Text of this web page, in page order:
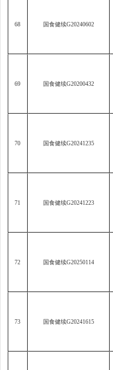
68 国食健续G20240602
69 国食健续G20200432
70 国食健续G20241235
71 国食健续G20241223
72 国食健续G20250114
73 国食健续G20241615